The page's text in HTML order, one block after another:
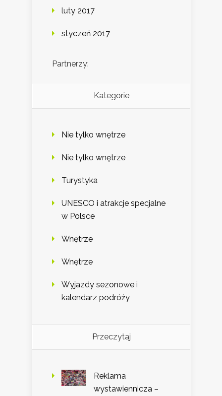
luty 2017
styczeń 2017
Partnerzy:
Kategorie
Nie tylko wnętrze
Nie tylko wnętrze
Turystyka
UNESCO i atrakcje specjalne
w Polsce
Wnętrze
Wnętrze
Wyjazdy sezonowe i
kalendarz podróży
Przeczytaj
Reklama
wystawiennicza –